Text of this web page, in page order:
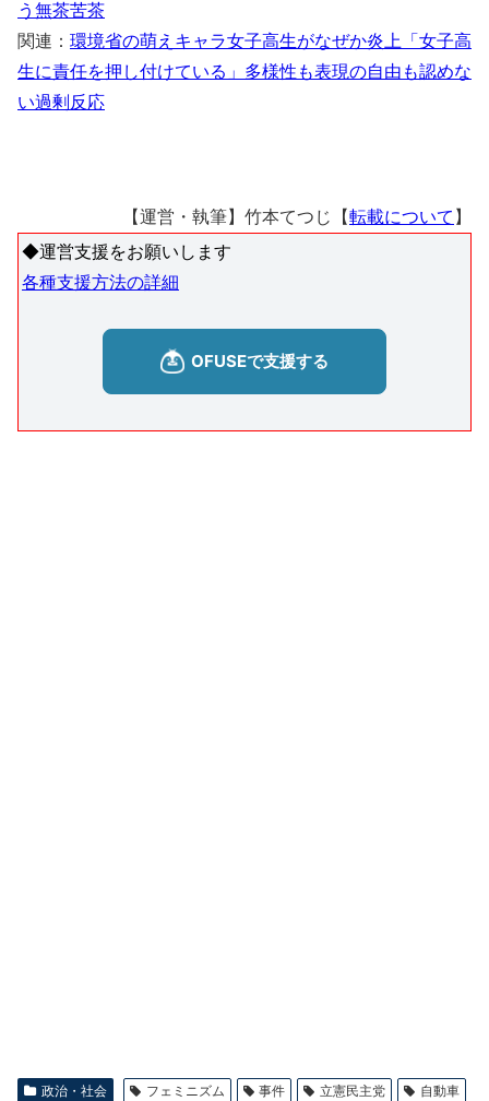
う無茶苦茶
関連： 環境省の萌えキャラ女子高生がなぜか炎上「女子高
生に責任を押し付けている」多様性も表現の自由も認めな
い過剰反応
【運営・執筆】竹本てつじ【転載について 】
◆運営支援をお願いします
各種支援方法の詳細
政治・社会 フェミニズム 事件 立憲民主党 自動車